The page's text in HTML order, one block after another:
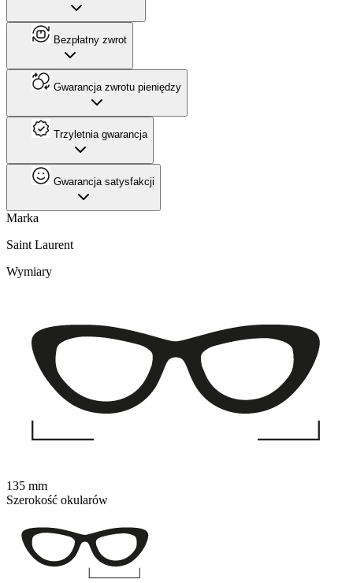
Bezpłatny zwrot
Gwarancja zwrotu pieniędzy
Trzyletnia gwarancja
Gwarancja satysfakcji
Marka
Saint Laurent
Wymiary
135 mm
Szerokość okularów